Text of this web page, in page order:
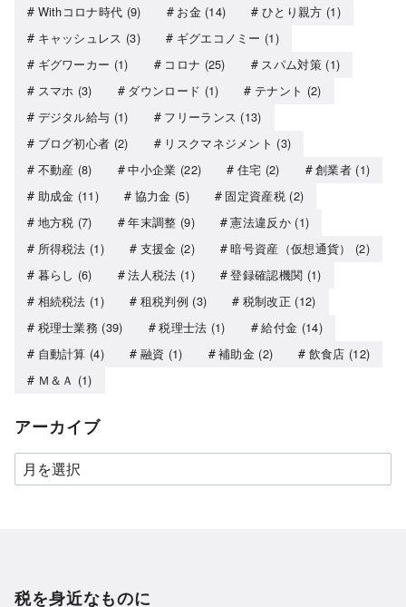
Withコロナ時代 (9) お金(14) ひとり親方 (1)
キャッシュレス (3) ギグエコノミー (1)
ギグワーカー (1) コロナ (25) スパム対策(1)
スマホ (3) ダウンロード (1) テナント (2)
デジタル給与 (1) フリーランス (13)
ブログ初心者 (2) リスクマネジメント (3)
不動産 (8) 中小企業 (22) 住宅 (2) 創業者 (1)
助成金 (11) 協力金 (5) 固定資産税(2)
地方税 (7) 年末調整 (9) 憲法違反か(1)
所得税法 (1) 支援金 (2) 暗号資産（仮想通貨）
(2)
暮らし (6) 法人税法 (1) 登録確認機関 (1)
相続税法 (1) 租税判例 (3) 税制改正 (12)
税理士業務 (39) 税理士法 (1) 給付金 (14)
自動計算 (4) 融資 (1) 補助金 (2) 飲食店 (12)
Ｍ＆Ａ (1)
アーカイブ
税を身近なものに